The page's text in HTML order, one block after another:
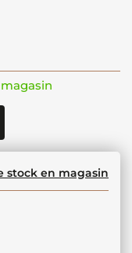
stock en magasin